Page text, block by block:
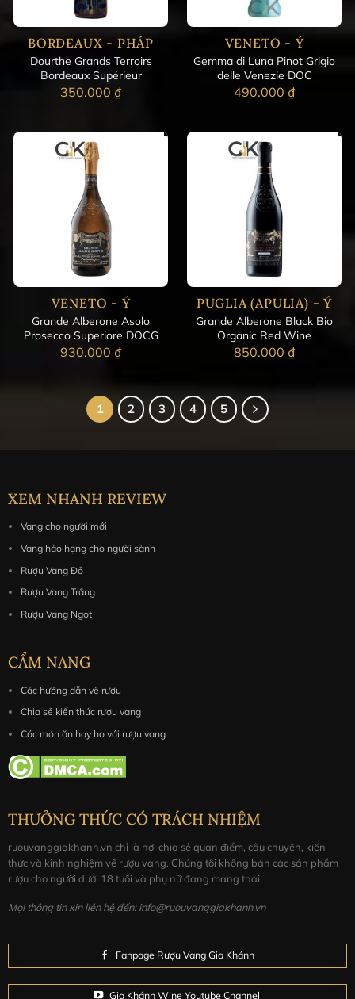
BORDEAUX - PHÁP
Dourthe Grands Terroirs
Bordeaux Supérieur
350.000 ₫
VENETO - Ý
Gemma di Luna Pinot Grigio
delle Venezie DOC
490.000 ₫
VENETO - Ý
Grande Alberone Asolo
Prosecco Superiore DOCG
930.000 ₫
PUGLIA (APULIA) - Ý
Grande Alberone Black Bio
Organic Red Wine
850.000 ₫
1 2 3 4 5
XEM NHANH REVIEW
Vang cho người mới
Vang hảo hạng cho người sành
Rượu Vang Đỏ
Rượu Vang Trắng
Rượu Vang Ngọt
CẨM NANG
Các hướng dẫn về rượu
Chia sẻ kiến thức rượu vang
Các món ăn hay ho với rượu vang
THƯỞNG THỨC CÓ TRÁCH NHIỆM
ruouvanggiakhanh.vn chỉ là nơi chia sẻ quan điểm, câu chuyện, kiến
thức và kinh nghiệm về rượu vang. Chúng tôi không bán các sản phẩm
rượu cho người dưới 18 tuổi và phụ nữ đang mang thai.
Mọi thông tin xin liên hệ đến: info@ruouvanggiakhanh.vn
Fanpage Rượu Vang Gia Khánh
Gia Khánh Wine Youtube Channel